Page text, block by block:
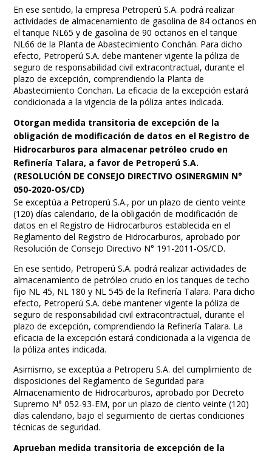
En ese sentido, la empresa Petroperú S.A. podrá realizar
actividades de almacenamiento de gasolina de 84 octanos en
el tanque NL65 y de gasolina de 90 octanos en el tanque
NL66 de la Planta de Abastecimiento Conchán. Para dicho
efecto, Petroperú S.A. debe mantener vigente la póliza de
seguro de responsabilidad civil extracontractual, durante el
plazo de excepción, comprendiendo la Planta de
Abastecimiento Conchan. La eficacia de la excepción estará
condicionada a la vigencia de la póliza antes indicada.
Otorgan medida transitoria de excepción de la
obligación de modificación de datos en el Registro de
Hidrocarburos para almacenar petróleo crudo en
Refinería Talara, a favor de Petroperú S.A.
(RESOLUCIÓN DE CONSEJO DIRECTIVO OSINERGMIN N°
050-2020-OS/CD)
Se exceptúa a Petroperú S.A., por un plazo de ciento veinte
(120) días calendario, de la obligación de modificación de
datos en el Registro de Hidrocarburos establecida en el
Reglamento del Registro de Hidrocarburos, aprobado por
Resolución de Consejo Directivo N° 191-2011-OS/CD.
En ese sentido, Petroperú S.A. podrá realizar actividades de
almacenamiento de petróleo crudo en los tanques de techo
fijo NL 45, NL 180 y NL 545 de la Refinería Talara. Para dicho
efecto, Petroperú S.A. debe mantener vigente la póliza de
seguro de responsabilidad civil extracontractual, durante el
plazo de excepción, comprendiendo la Refinería Talara. La
eficacia de la excepción estará condicionada a la vigencia de
la póliza antes indicada.
Asimismo, se exceptúa a Petroperu S.A. del cumplimiento de
disposiciones del Reglamento de Seguridad para
Almacenamiento de Hidrocarburos, aprobado por Decreto
Supremo N° 052-93-EM, por un plazo de ciento veinte (120)
días calendario, bajo el seguimiento de ciertas condiciones
técnicas de seguridad.
Aprueban medida transitoria de excepción de la